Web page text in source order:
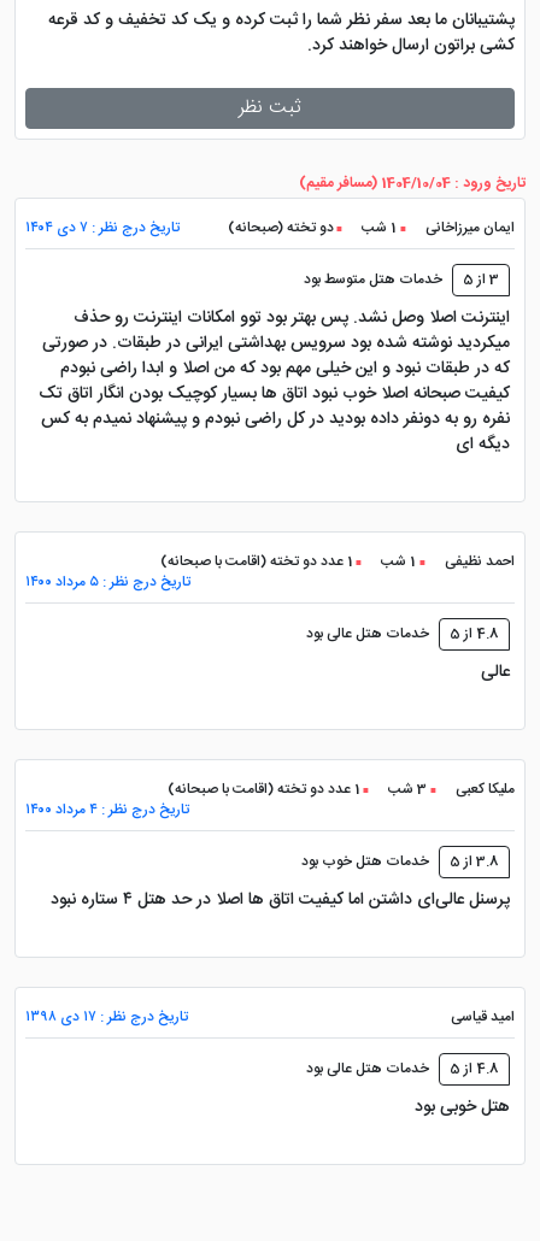
پشتیبانان ما بعد سفر نظر شما را ثبت کرده و یک کد تخفیف و کد قرعه
کشی براتون ارسال خواهند کرد.
ثبت نظر
تاریخ ورود : 1404/10/04 (مسافر مقیم)
ایمان میرزاخانی
1 شب دو تخته (صبحانه) تاریخ درج نظر : ۷ دی ۱۴۰۴
3 از 5 خدمات هتل متوسط بود
اینترنت اصلا وصل نشد. پس بهتر بود توو امکانات اینترنت رو حذف
میکردید نوشته شده بود سرویس بهداشتی ایرانی در طبقات. در صورتی
که در طبقات نبود و این خیلی مهم بود که من اصلا و ابدا راضی نبودم
کیفیت صبحانه اصلا خوب نبود اتاق ها بسیار کوچیک بودن انگار اتاق تک
نفره رو به دونفر داده بودید در کل راضی نبودم و پیشنهاد نمیدم به کس
دیگه ای
احمد نظیفی 1 شب
1 عدد دو تخته (اقامت با صبحانه)
تاریخ درج نظر : ۵ مرداد ۱۴۰۰
4.8 از 5 خدمات هتل عالی بود
عالی
ملیکا کعبی 3 شب
1 عدد دو تخته (اقامت با صبحانه)
تاریخ درج نظر : ۴ مرداد ۱۴۰۰
3.8 از 5 خدمات هتل خوب بود
پرسنل عالی‌ای داشتن اما کیفیت اتاق ها اصلا در حد هتل ۴ ستاره نبود
امید قیاسی تاریخ درج نظر : ۱۷ دی ۱۳۹۸
4.8 از 5 خدمات هتل عالی بود
هتل خوبی بود